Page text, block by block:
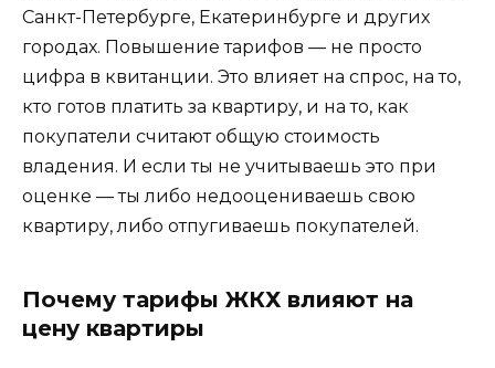
Санкт-Петербурге, Екатеринбурге и других
городах. Повышение тарифов — не просто
цифра в квитанции. Это влияет на спрос, на то,
кто готов платить за квартиру, и на то, как
покупатели считают общую стоимость
владения. И если ты не учитываешь это при
оценке — ты либо недооцениваешь свою
квартиру, либо отпугиваешь покупателей.
Почему тарифы ЖКХ влияют на
цену квартиры